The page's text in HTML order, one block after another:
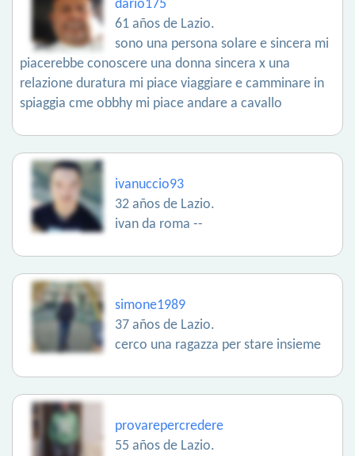
dario175
61 años de Lazio.
sono una persona solare e sincera mi
piacerebbe conoscere una donna sincera x una
relazione duratura mi piace viaggiare e camminare in
spiaggia cme obbhy mi piace andare a cavallo
ivanuccio93
32 años de Lazio.
ivan da roma --
simone1989
37 años de Lazio.
cerco una ragazza per stare insieme
provarepercredere
55 años de Lazio.